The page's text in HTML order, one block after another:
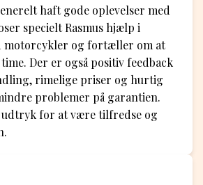
haft gode oplevelser med
specielt Rasmus hjælp i
motorcykler og fortæller om at
Der er også positiv feedback
rimelige priser og hurtig
problemer på garantien.
for at være tilfredse og